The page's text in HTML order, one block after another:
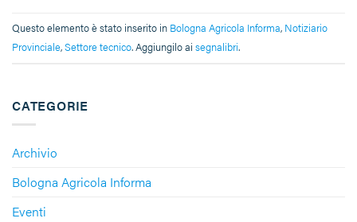
CATEGORIE
Archivio
Bologna Agricola Informa
Eventi
Questo elemento è stato inserito in Bologna Agricola Informa, Notiziario
Provinciale,Settore tecnico. Aggiungilo ai segnalibri.